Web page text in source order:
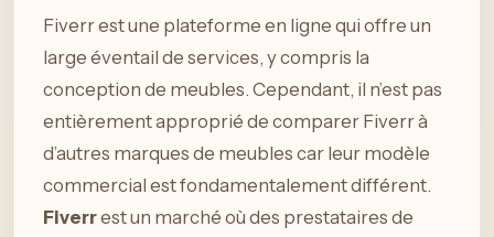
Fiverr est une plateforme en ligne qui offre un
large éventail de services, y compris la
conception de meubles. Cependant, il n’est pas
entièrement approprié de comparer Fiverr à
d’autres marques de meubles car leur modèle
commercial est fondamentalement différent.
Fiverrest un marché où des prestataires de